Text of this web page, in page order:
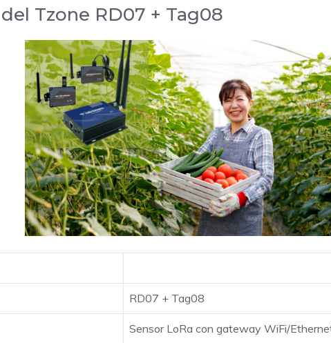
Tzone RD07 + Tag08
RD07 + Tag08
Sensor LoRa con gateway WiFi/